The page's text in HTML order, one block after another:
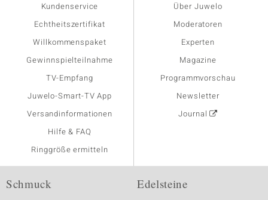
Kundenservice
Echtheitszertifikat
Willkommenspaket
Gewinnspielteilnahme
TV-Empfang
Juwelo-Smart-TV App
Versandinformationen
Hilfe & FAQ
Ringgröße ermitteln
Über Juwelo
Moderatoren
Experten
Magazine
Programmvorschau
Newsletter
Journal
Schmuck Edelsteine